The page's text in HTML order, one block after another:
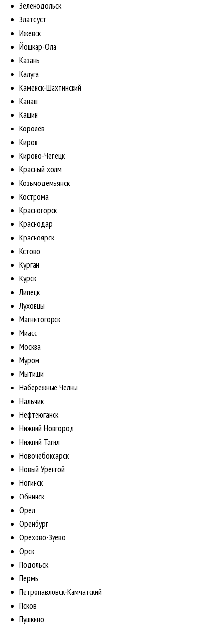
Зеленодольск
Златоуст
Ижевск
Йошкар-Ола
Казань
Калуга
Каменск-Шахтинский
Канаш
Кашин
Королёв
Киров
Кирово-Чепецк
Красный холм
Козьмодемьянск
Кострома
Красногорск
Краснодар
Красноярск
Кстово
Курган
Курск
Липецк
Луховцы
Магнитогорск
Миасс
Москва
Муром
Мытищи
Набережные Челны
Нальчик
Нефтеюганск
Нижний Новгород
Нижний Тагил
Новочебоксарск
Новый Уренгой
Ногинск
Обнинск
Орел
Оренбург
Орехово-Зуево
Орск
Подольск
Пермь
Петропавловск-Камчатский
Псков
Пушкино